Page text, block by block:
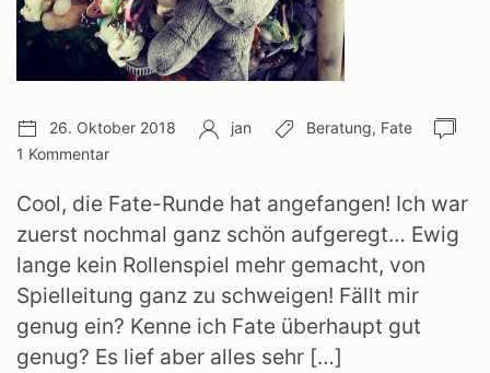
Veröffentlichungsdatum:
26. Oktober 2018 Autor:
jan Schlagwörter:
Beratung, Fate
1 Kommentar
Cool, die Fate-Runde hat angefangen! Ich war
zuerst nochmal ganz schön aufgeregt… Ewig
lange kein Rollenspiel mehr gemacht, von
Spielleitung ganz zu schweigen! Fällt mir
genug ein? Kenne ich Fate überhaupt gut
genug? Es lief aber alles sehr […]